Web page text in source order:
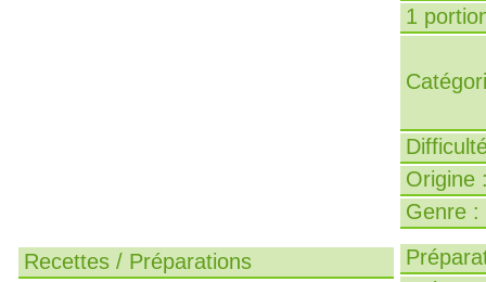
Recettes / Préparations
1
Origine
Genre :